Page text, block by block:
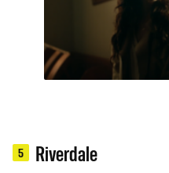
5 Riverdale